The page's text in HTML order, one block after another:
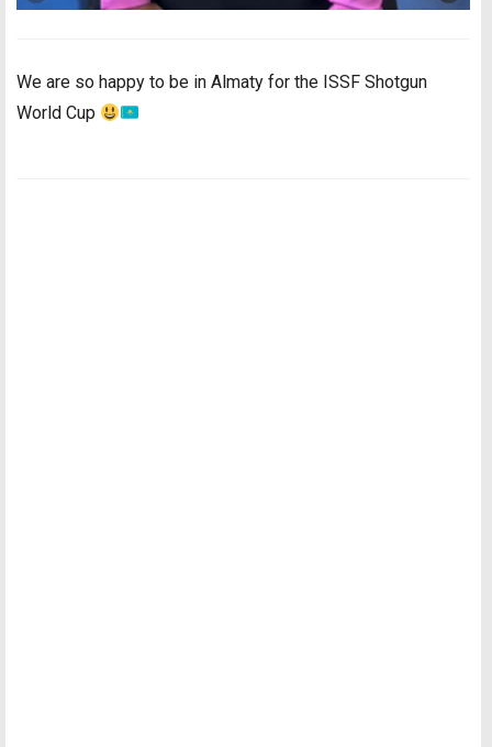
We are so happy to be in Almaty for the ISSF Shotgun
World Cup